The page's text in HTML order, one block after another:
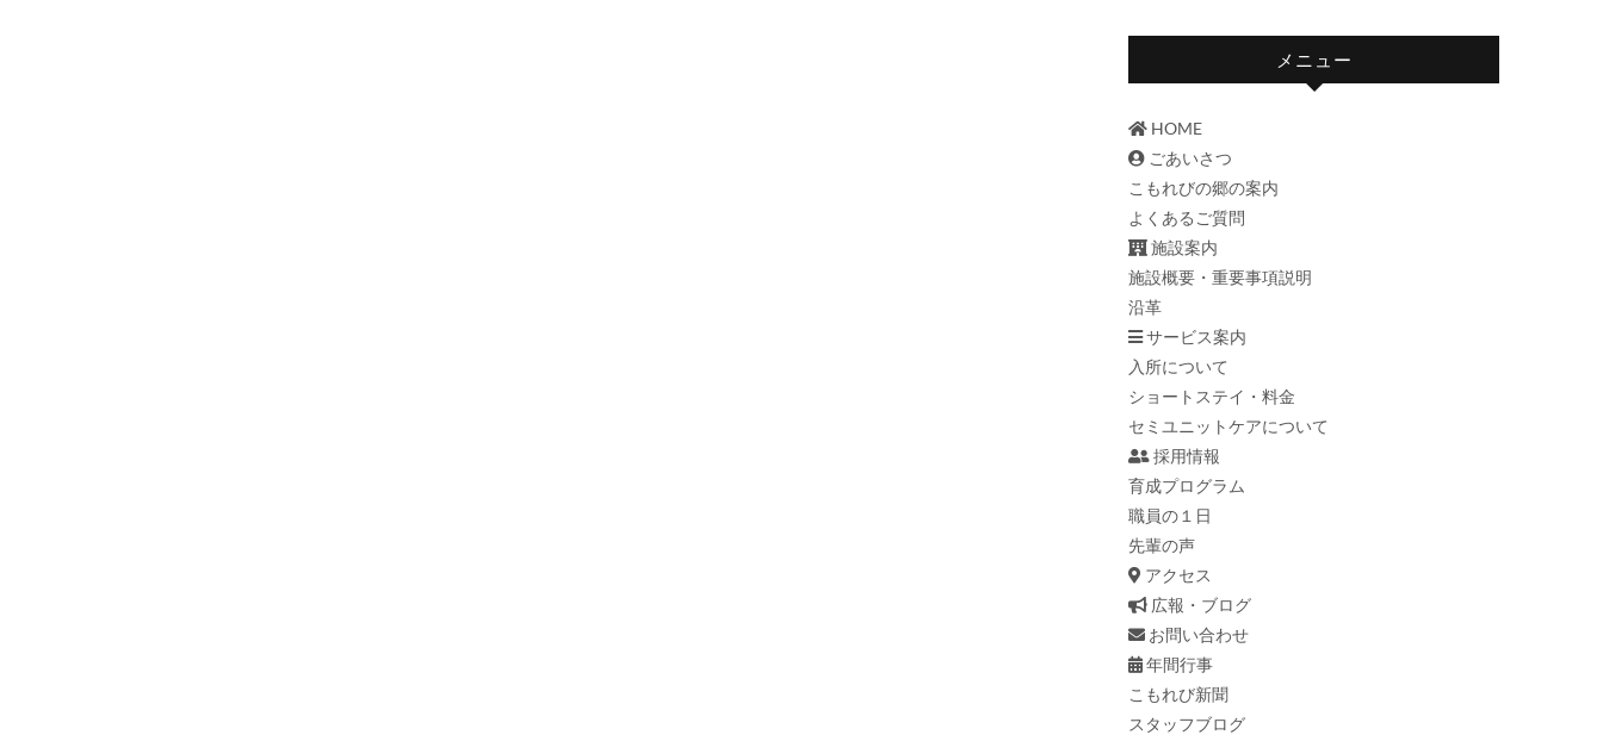
メニュー
HOME
ごあいさつ
こもれびの郷の案内
よくあるご質問
施設案内
施設概要・重要事項説明
沿革
サービス案内
入所について
ショートステイ・料金
セミユニットケアについて
採用情報
育成プログラム
職員の１日
先輩の声
アクセス
広報・ブログ
お問い合わせ
年間行事
こもれび新聞
スタッフブログ